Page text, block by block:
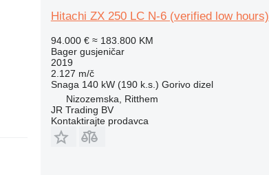
Hitachi ZX 250 LC N-6 (verified low hours)
94.000 € ≈ 183.800 KM
Bager gusjeničar
2019
2.127 m/č
Snaga 140 kW (190 k.s.) Gorivo dizel
Nizozemska, Ritthem
JR Trading BV
Kontaktirajte prodavca